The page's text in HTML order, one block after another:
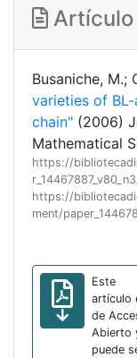
Artículo
Busaniche, M.;
varieties of
chain" (2006)
Mathematical
https://
https://
ment/
Este
artículo
de
Abierto
puede